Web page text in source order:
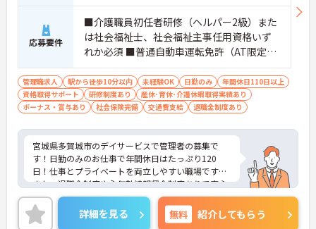
応募要件
■介護職員初任者研修（ヘルパー2級）また
は社会福祉士、社会福祉主事任用資格いず
れか必須 ■普通自動車運転免許（AT限定
可・免許取得1年以内・ペーパー不可） ■経
験不問
管理職求人 駅から徒歩10分以内 未経験OK 日勤のみ
年間休日110日以上
資格取得サポート
研修制度あり
産休･育休･介護休暇取得実績あり
ボーナス・賞与あり
社会保険完備 交通費支給 退職金制度あり
宮城県多賀城市のデイサービスで管理者の募集で
す！日勤のみのお仕事で年間休日はたっぷり120
日！仕事とプライベートを両立しやすい職場です◎
また、退職金制度や永年勤続報奨金制度ありで安心
して長く働きやすい環境が整っています♪ご興味の
ある方は面接ポイントをお伝えしますので、お気軽
にご相談ください！
詳細を見る 無料 紹介してもらう